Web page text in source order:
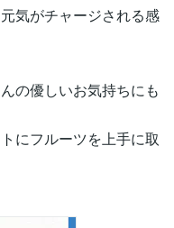
気がチャージされる感
の優しいお気持ちにも
にフルーツを上手に取